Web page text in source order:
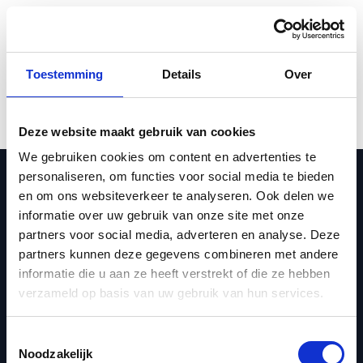
Toestemming Details Over
Deze website maakt gebruik van cookies
We gebruiken cookies om content en advertenties te
personaliseren, om functies voor social media te bieden
en om ons websiteverkeer te analyseren. Ook delen we
informatie over uw gebruik van onze site met onze
partners voor social media, adverteren en analyse. Deze
partners kunnen deze gegevens combineren met andere
informatie die u aan ze heeft verstrekt of die ze hebben
verzameld op basis van uw gebruik van hun services.
Noodzakelijk
Met Concap, ontwikkeld voor en door
sporters, streven wij voortdurend naar de
best werkende supplementen en
sportvoeding om sporters te doen presteren
en hun gezondheid te ondersteunen.
Handige links
Webshop